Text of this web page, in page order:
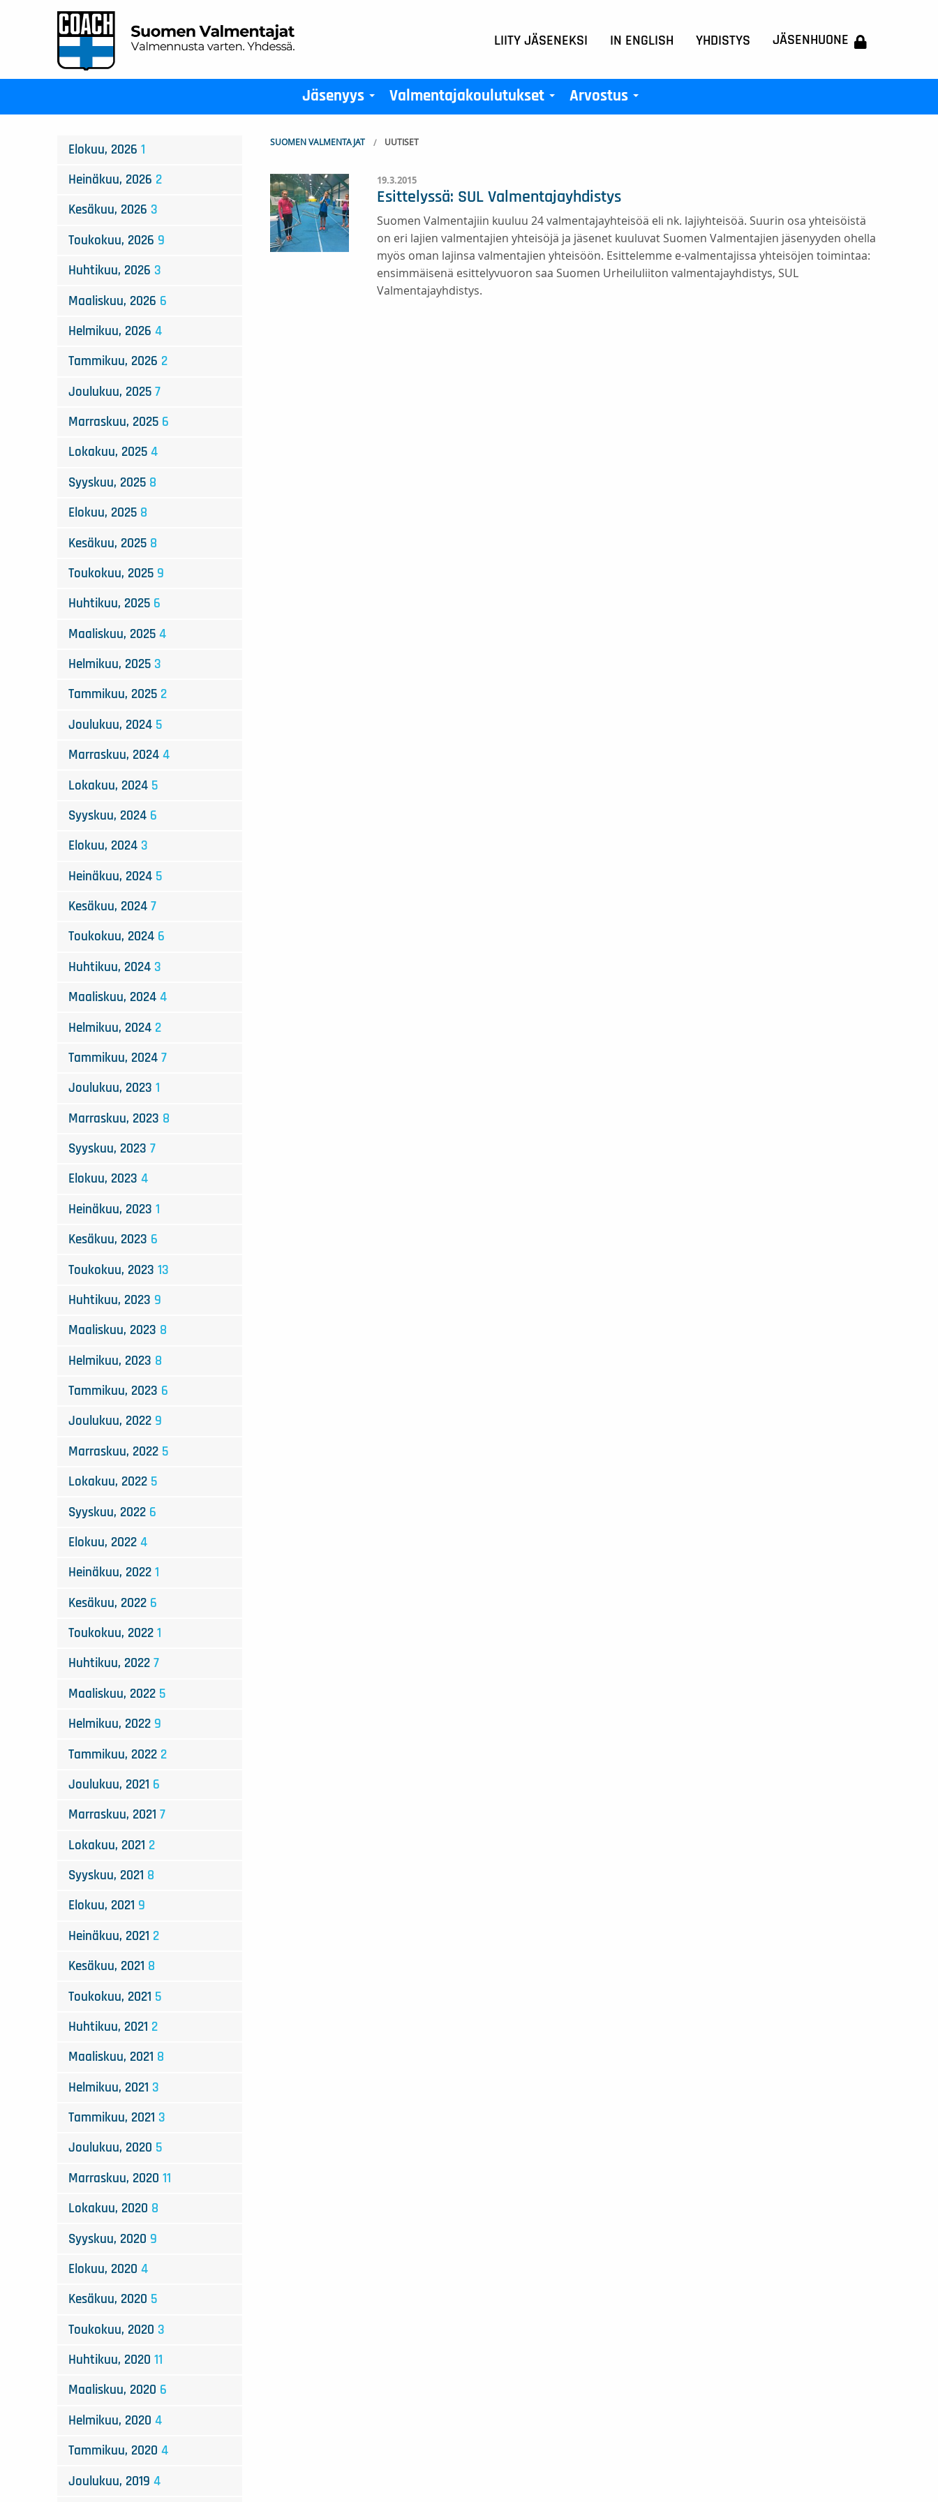
LIITY JÄSENEKSI IN ENGLISH YHDISTYS JÄSENHUONE
Jäsenyys Valmentajakoulutukset Arvostus
SUOMEN VALMENTAJAT UUTISET
19.3.2015
Esittelyssä: SUL Valmentajayhdistys
Suomen Valmentajiin kuuluu 24 valmentajayhteisöä eli nk. lajiyhteisöä. Suurin osa yhteisöistä
on eri lajien valmentajien yhteisöjä ja jäsenet kuuluvat Suomen Valmentajien jäsenyyden ohella
myös oman lajinsa valmentajien yhteisöön. Esittelemme e-valmentajissa yhteisöjen toimintaa:
ensimmäisenä esittelyvuoron saa Suomen Urheiluliiton valmentajayhdistys, SUL
Valmentajayhdistys.
Elokuu, 2026 1
Heinäkuu, 2026 2
Kesäkuu, 2026 3
Toukokuu, 2026 9
Huhtikuu, 2026 3
Maaliskuu, 2026 6
Helmikuu, 2026 4
Tammikuu, 2026 2
Joulukuu, 2025 7
Marraskuu, 2025 6
Lokakuu, 2025 4
Syyskuu, 2025 8
Elokuu, 2025 8
Kesäkuu, 2025 8
Toukokuu, 2025 9
Huhtikuu, 2025 6
Maaliskuu, 2025 4
Helmikuu, 2025 3
Tammikuu, 2025 2
Joulukuu, 2024 5
Marraskuu, 2024 4
Lokakuu, 2024 5
Syyskuu, 2024 6
Elokuu, 2024 3
Heinäkuu, 2024 5
Kesäkuu, 2024 7
Toukokuu, 2024 6
Huhtikuu, 2024 3
Maaliskuu, 2024 4
Helmikuu, 2024 2
Tammikuu, 2024 7
Joulukuu, 2023 1
Marraskuu, 2023 8
Syyskuu, 2023 7
Elokuu, 2023 4
Heinäkuu, 2023 1
Kesäkuu, 2023 6
Toukokuu, 2023 13
Huhtikuu, 2023 9
Maaliskuu, 2023 8
Helmikuu, 2023 8
Tammikuu, 2023 6
Joulukuu, 2022 9
Marraskuu, 2022 5
Lokakuu, 2022 5
Syyskuu, 2022 6
Elokuu, 2022 4
Heinäkuu, 2022 1
Kesäkuu, 2022 6
Toukokuu, 2022 1
Huhtikuu, 2022 7
Maaliskuu, 2022 5
Helmikuu, 2022 9
Tammikuu, 2022 2
Joulukuu, 2021 6
Marraskuu, 2021 7
Lokakuu, 2021 2
Syyskuu, 2021 8
Elokuu, 2021 9
Heinäkuu, 2021 2
Kesäkuu, 2021 8
Toukokuu, 2021 5
Huhtikuu, 2021 2
Maaliskuu, 2021 8
Helmikuu, 2021 3
Tammikuu, 2021 3
Joulukuu, 2020 5
Marraskuu, 2020 11
Lokakuu, 2020 8
Syyskuu, 2020 9
Elokuu, 2020 4
Kesäkuu, 2020 5
Toukokuu, 2020 3
Huhtikuu, 2020 11
Maaliskuu, 2020 6
Helmikuu, 2020 4
Tammikuu, 2020 4
Joulukuu, 2019 4